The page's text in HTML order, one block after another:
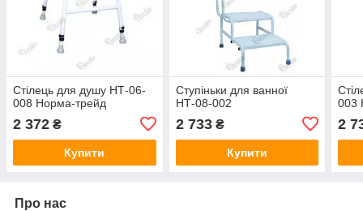
Стілець для душу НТ-06-
008 Норма-трейд
2 372 ₴
Купити
Ступіньки для ванної
НТ-08-002
2 733₴
Купити
003
2
Про нас